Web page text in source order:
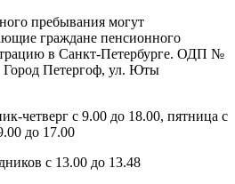
пребывания могут
граждане пенсионного
в Санкт-Петербурге. ОДП №
Город Петергоф, ул. Юты
четверг с 9.00 до 18.00, пятница с
до 17.00
с 13.00 до 13.48